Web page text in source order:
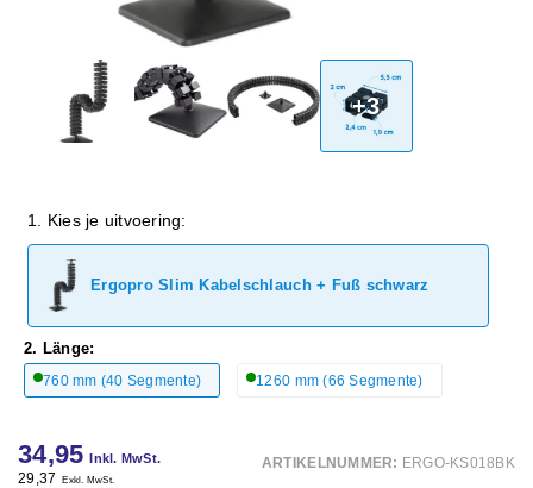
+3
1. Kies je uitvoering:
Ergopro Slim Kabelschlauch + Fuß schwarz
2. Länge:
760 mm (40 Segmente) 1260 mm (66 Segmente)
34,95 Inkl. MwSt.
29,37 Exkl. MwSt.
ARTIKELNUMMER: ERGO-KS018BK